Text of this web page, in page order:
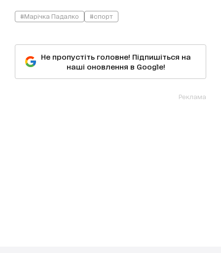
#Марічка Падалко #спорт
Не пропустіть головне! Підпишіться на
наші оновлення в Google!
Реклама